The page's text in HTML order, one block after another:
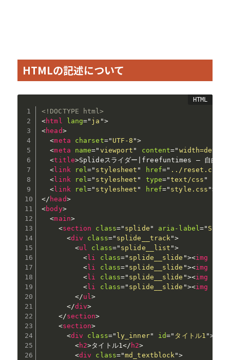
HTMLの記述について
<!DOCTYPE html>
<html lang=" ja ">
<head>
<meta charset=" UTF-8 ">
<meta name=" viewport " content="
<title>Splideスライダー|freefuntimes – 自由で楽
< link rel=" stylesheet " href=" ../reset.css
< link rel=" stylesheet " type="text/css "
< link rel=" stylesheet " href=" style.css ">
</ head>
<body>
<main>
<section class=" splide " aria-label ="
<div class=" splide__track ">
<ul class=" splide__list ">
< li class=" splide__slide "><img
< li class=" splide__slide "><img
< li class=" splide__slide "><img
< li class=" splide__slide "><img
</ul>
</div>
</section>
<section>
<div class=" ly_inner" id=" タイトル1 ">
<h2>タイトル1 </ h2>
<div class="md_textblock ">